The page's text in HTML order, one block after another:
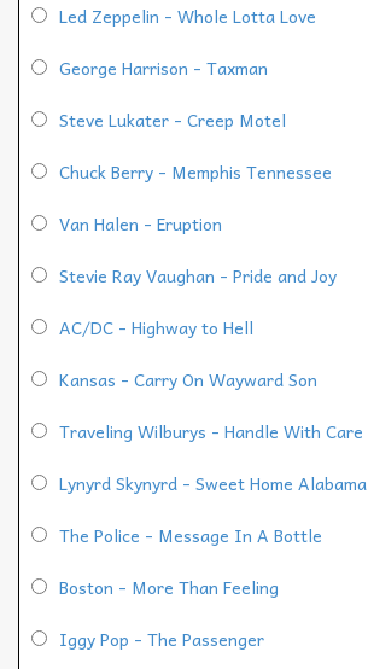
Led Zeppelin - Whole Lotta Love
George Harrison - Taxman
Steve Lukater - Creep Motel
Chuck Berry - Memphis Tennessee
Van Halen - Eruption
Stevie Ray Vaughan - Pride and Joy
AC/DC - Highway to Hell
Kansas - Carry On Wayward Son
Traveling Wilburys - Handle With Care
Lynyrd Skynyrd - Sweet Home Alabama
The Police - Message In A Bottle
Boston - More Than Feeling
Iggy Pop - The Passenger